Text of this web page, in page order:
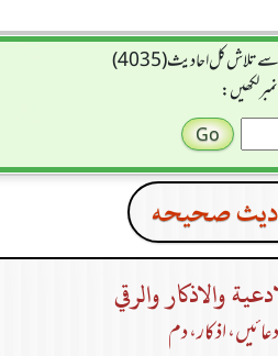
تلاش کل احادیث (4035)
لکھیں:
صحيحه
والاذكار والرقي
ئیں، اذکار، دم